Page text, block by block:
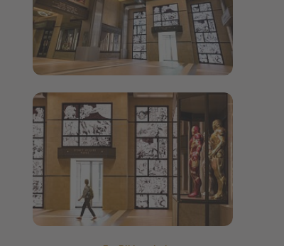
Bildergalerie öffnen
Bildergalerie öffnen